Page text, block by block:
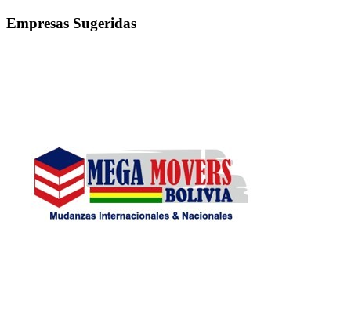
Empresas Sugeridas